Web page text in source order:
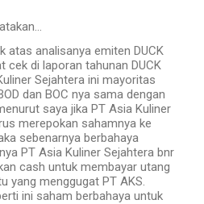
atas analisanya emiten DUCK
cek di laporan tahunan DUCK
Sejahtera ini mayoritas
dan BOC nya sama dengan
saya jika PT Asia Kuliner
merepokan sahamnya ke
sebenarnya berbahaya
PT Asia Kuliner Sejahtera bnr
cash untuk membayar utang
yang menggugat PT AKS.
ini saham berbahaya untuk